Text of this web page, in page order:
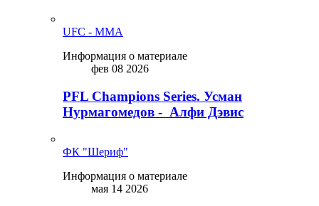
UFC - MMA
Информация о материале
фев 08 2026
PFL Champions Series. Усман
Нурмагомедов - Алфи Дэвис
ФК "Шериф"
Информация о материале
мая 14 2026